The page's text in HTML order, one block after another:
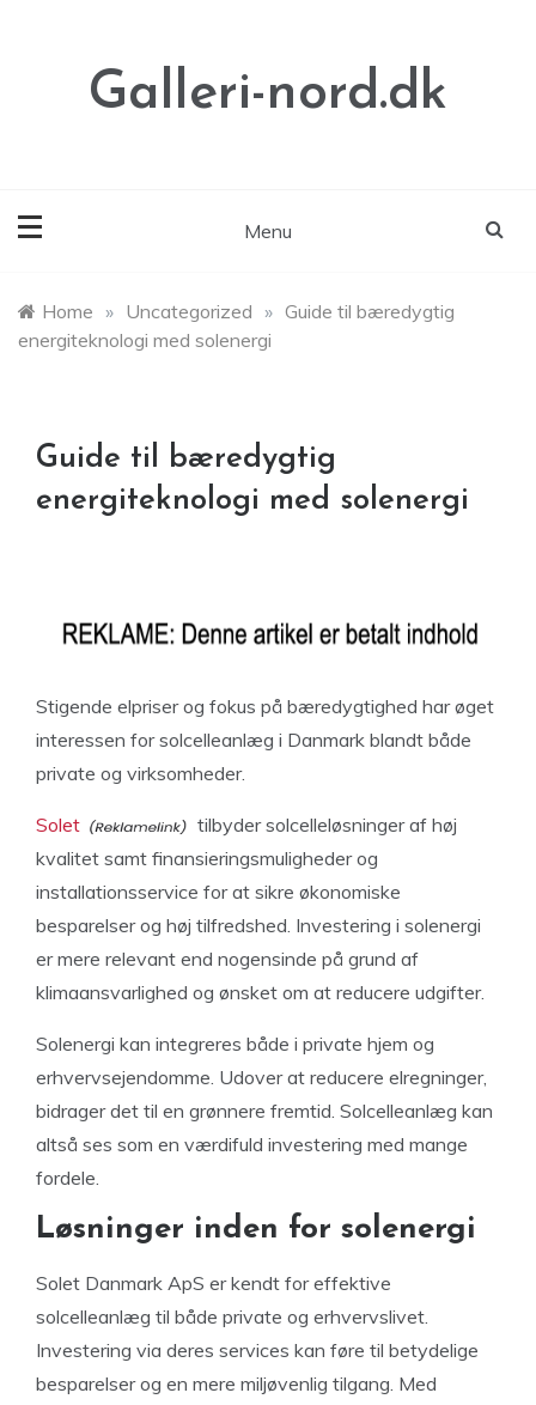
Galleri-nord.dk
Menu
Home » Uncategorized » Guide til bæredygtig
energiteknologi med solenergi
Guide til bæredygtig
energiteknologi med solenergi
Stigende elpriser og fokus på bæredygtighed har øget
interessen for solcelleanlæg i Danmark blandt både
private og virksomheder.
Solet
tilbyder solcelleløsninger af høj
kvalitet samt finansieringsmuligheder og
installationsservice for at sikre økonomiske
besparelser og høj tilfredshed. Investering i solenergi
er mere relevant end nogensinde på grund af
klimaansvarlighed og ønsket om at reducere udgifter.
Solenergi kan integreres både i private hjem og
erhvervsejendomme. Udover at reducere elregninger,
bidrager det til en grønnere fremtid. Solcelleanlæg kan
altså ses som en værdifuld investering med mange
fordele.
Løsninger inden for solenergi
Solet Danmark ApS er kendt for effektive
solcelleanlæg til både private og erhvervslivet.
Investering via deres services kan føre til betydelige
besparelser og en mere miljøvenlig tilgang. Med